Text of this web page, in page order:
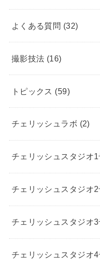
よくある質問 (32)
撮影技法 (16)
トピックス (59)
チェリッシュラボ (2)
チェリッシュスタジオ
チェリッシュスタジオ
チェリッシュスタジオ
チェリッシュスタジオ